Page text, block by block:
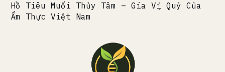
Hồ Tiêu Muối Thủy Tâm – Gia Vị Quý Của
Ẩm Thực Việt Nam